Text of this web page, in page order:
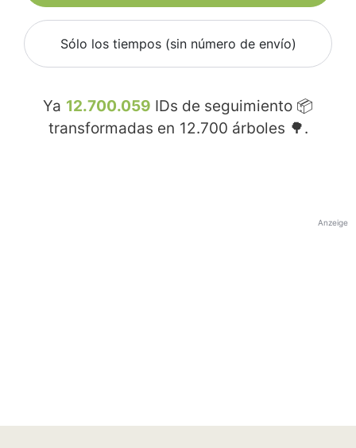
Sólo los tiempos (sin número de envío)
Ya 12.700.059 IDs de seguimiento 📦
transformadas en 12.700 árboles 🌳.
Anzeige